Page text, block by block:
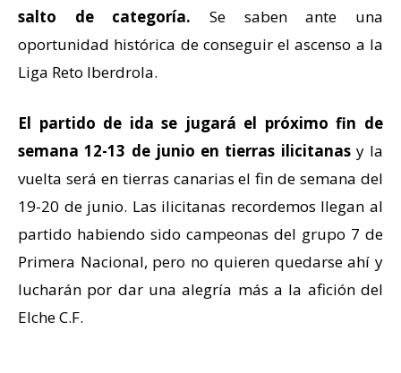
salto de categoría. Se saben ante una
oportunidad histórica de conseguir el ascenso a la
Liga Reto Iberdrola.
El partido de ida se jugará el próximo fin de
semana 12-13 de junio en tierras ilicitanasy la
vuelta será en tierras canarias el fin de semana del
19-20 de junio. Las ilicitanas recordemos llegan al
partido habiendo sido campeonas del grupo 7 de
Primera Nacional, pero no quieren quedarse ahí y
lucharán por dar una alegría más a la afición del
Elche C.F.